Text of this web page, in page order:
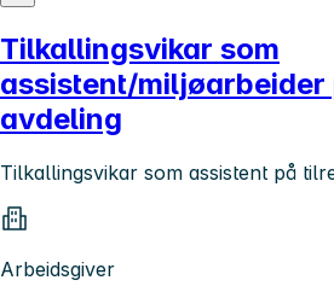
Tilkallingsvikar som
assistent/
avdeling
Tilkallingsvikar som assistent på
Arbeidsgiver